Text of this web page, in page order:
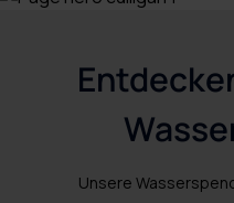
Unsere